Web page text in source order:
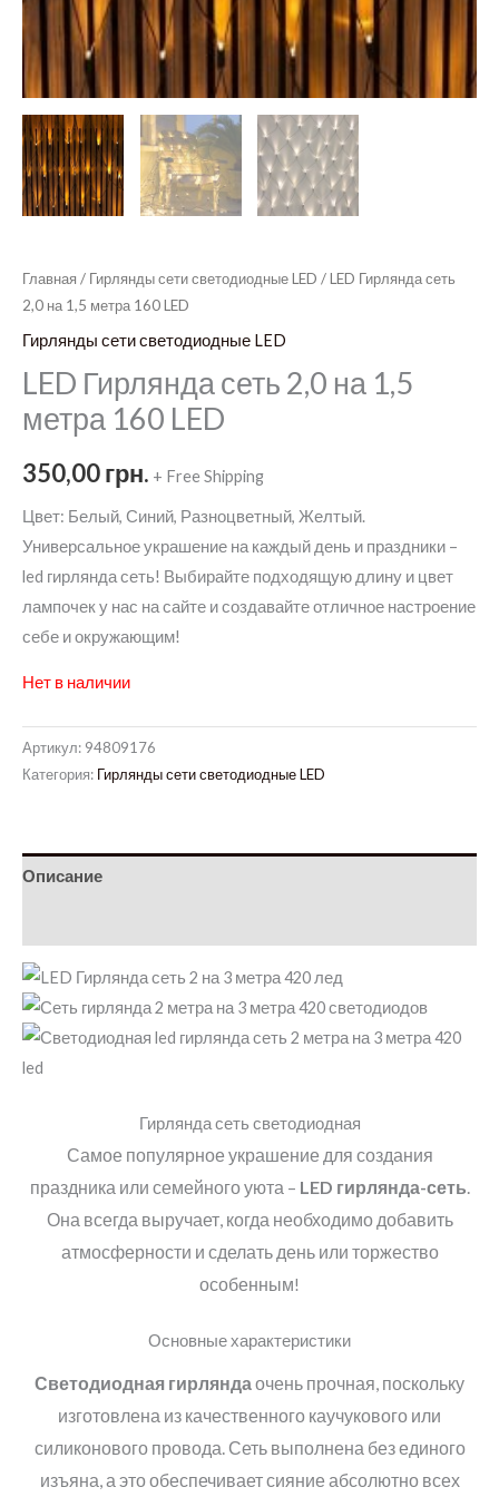
Главная / Гирлянды сети светодиодные LED / LED Гирлянда сеть
2,0 на 1,5 метра 160 LED
Гирлянды сети светодиодные LED
LED Гирлянда сеть 2,0 на 1,5
метра 160 LED
350,00грн. + Free Shipping
Цвет: Белый, Синий, Разноцветный, Желтый.
Универсальное украшение на каждый день и праздники –
led гирлянда сеть! Выбирайте подходящую длину и цвет
лампочек у нас на сайте и создавайте отличное настроение
себе и окружающим!
Нет в наличии
Артикул: 94809176
Категория: Гирлянды сети светодиодные LED
Описание
Гирлянда сеть светодиодная
Самое популярное украшение для создания
праздника или семейного уюта – LED гирлянда-сеть.
Она всегда выручает, когда необходимо добавить
атмосферности и сделать день или торжество
особенным!
Основные характеристики
Светодиодная гирляндаочень прочная, поскольку
изготовлена из качественного каучукового или
силиконового провода. Сеть выполнена без единого
изъяна, а это обеспечивает сияние абсолютно всех